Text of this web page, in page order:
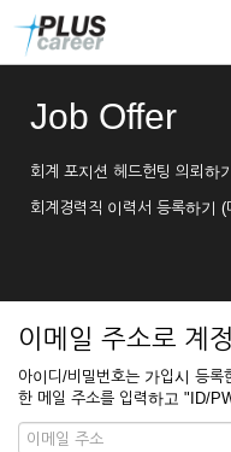
Job Offer
회계 포지션 헤드헌팅 의뢰하
회계경력직 이력서 등록하기 (
이메일 주소로 계
아이디/비밀번호는 가입시 등
한 메일 주소를 입력하고 "ID/